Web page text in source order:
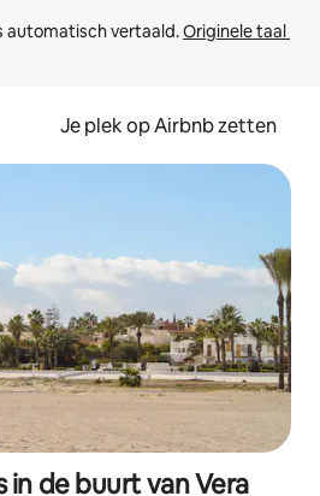
automatisch vertaald. Originele taal
Je plek op Airbnb zetten
de buurt van Vera